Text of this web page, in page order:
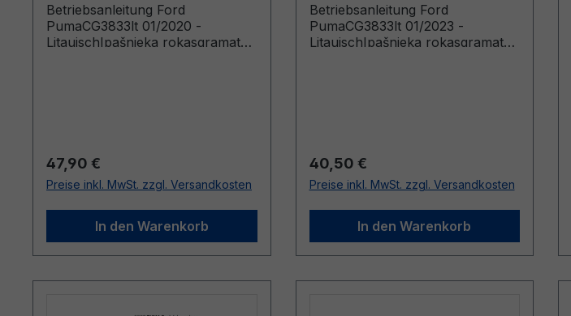
Betriebsanleitung Ford
PumaCG3833lt 01/2020 -
LitauischIpašnieka rokasgramata
Regulärer Preis:
47,90 €
Preise inkl. MwSt. zzgl. Versandkosten
In den Warenkorb
Betriebsanleitung Ford
PumaCG3833lt 01/2023 -
LitauischIpašnieka rokasgramata
Regulärer Preis:
40,50 €
Preise inkl. MwSt. zzgl. Versandkosten
In den Warenkorb